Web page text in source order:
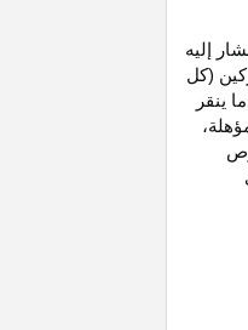
إليه
(كل
ينقر